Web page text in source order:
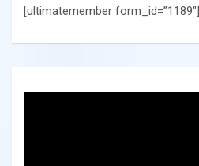
[ultimatemember form_id=”1189″]